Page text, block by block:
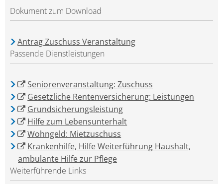
Dokument zum Download
Antrag Zuschuss Veranstaltung
Passende Dienstleistungen
Seniorenveranstaltung: Zuschuss
Gesetzliche Rentenversicherung: Leistungen
Grundsicherungsleistung
Hilfe zum Lebensunterhalt
Wohngeld: Mietzuschuss
Krankenhilfe, Hilfe Weiterführung Haushalt,
ambulante Hilfe zur Pflege
Weiterführende Links